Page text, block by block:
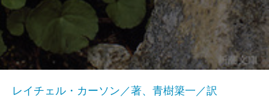
レイチェル・カーソン／著、青樹簗一／訳